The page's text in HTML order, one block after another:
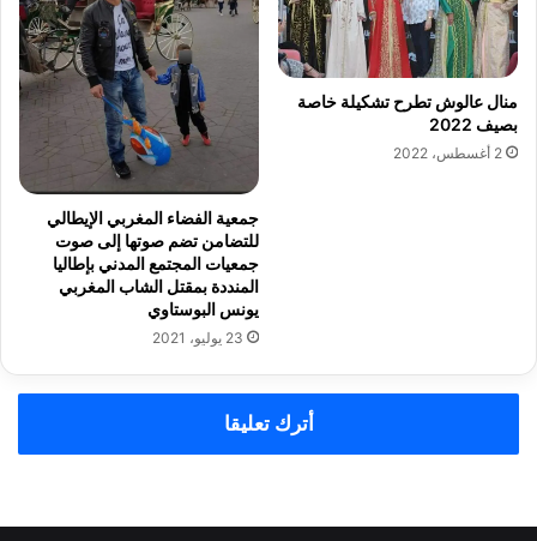
منال عالوش تطرح تشكيلة خاصة
بصيف 2022
2 أغسطس، 2022
جمعية الفضاء المغربي الإيطالي
للتضامن تضم صوتها إلى صوت
جمعيات المجتمع المدني بإطاليا
المنددة بمقتل الشاب المغربي
يونس البوستاوي
23 يوليو، 2021
أترك تعليقا